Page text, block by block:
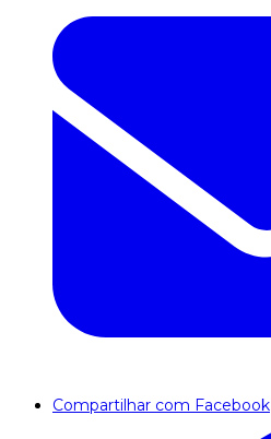
Compartilhar com Facebook